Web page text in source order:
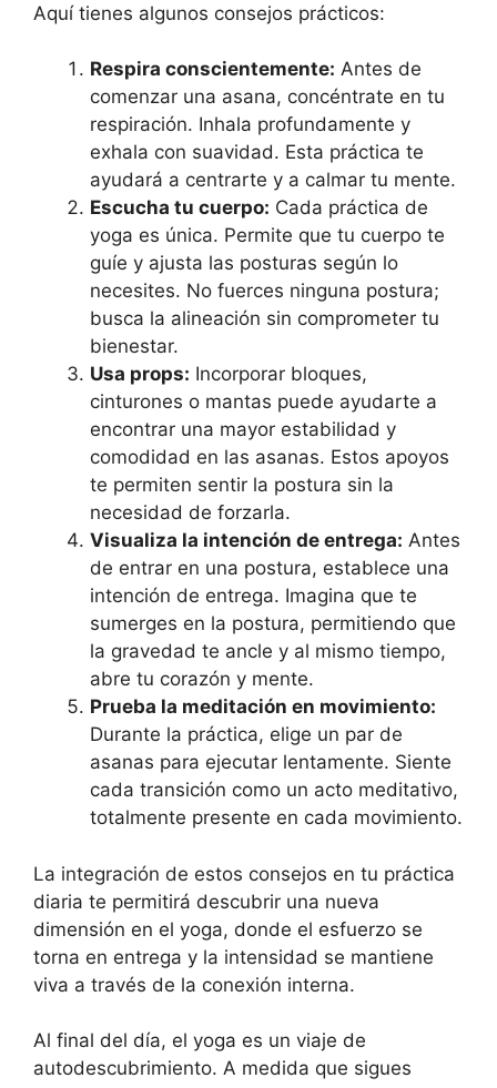
Aquí tienes algunos consejos prácticos:
Respira conscientemente: Antes de
comenzar una asana, concéntrate en tu
respiración. Inhala profundamente y
exhala con suavidad. Esta práctica te
ayudará a centrarte y a calmar tu mente.
Escucha tu cuerpo: Cada práctica de
yoga es única. Permite que tu cuerpo te
guíe y ajusta las posturas según lo
necesites. No fuerces ninguna postura;
busca la alineación sin comprometer tu
bienestar.
Usa props: Incorporar bloques,
cinturones o mantas puede ayudarte a
encontrar una mayor estabilidad y
comodidad en las asanas. Estos apoyos
te permiten sentir la postura sin la
necesidad de forzarla.
Visualiza la intención de entrega: Antes
de entrar en una postura, establece una
intención de entrega. Imagina que te
sumerges en la postura, permitiendo que
la gravedad te ancle y al mismo tiempo,
abre tu corazón y mente.
Prueba la meditación en movimiento:
Durante la práctica, elige un par de
asanas para ejecutar lentamente. Siente
cada transición como un acto meditativo,
totalmente presente en cada movimiento.
La integración de estos consejos en tu práctica
diaria te permitirá descubrir una nueva
dimensión en el yoga, donde el esfuerzo se
torna en entrega y la intensidad se mantiene
viva a través de la conexión interna.
Al final del día, el yoga es un viaje de
autodescubrimiento. A medida que sigues